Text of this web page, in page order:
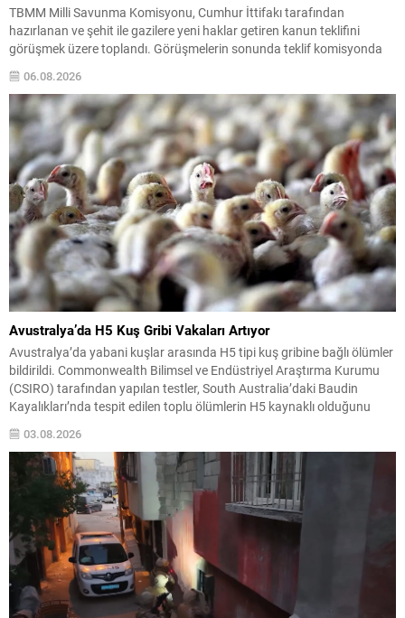
TBMM Milli Savunma Komisyonu, Cumhur İttifakı tarafından
hazırlanan ve şehit ile gazilere yeni haklar getiren kanun teklifini
görüşmek üzere toplandı. Görüşmelerin sonunda teklif komisyonda
kabul edildi ve bir dizi düzenleme benimsendi. Teklif kapsamında,
vazife malullerinden hayatını kaybedenlerin anne ve babalarına
bağlanacak aylık tutarının, net asgari ücretin altında olmayacağı
hükme bağlanıyor....
06.08.2026
Avustralya’da H5 Kuş Gribi Vakaları Artıyor
Avustralya’da yabani kuşlar arasında H5 tipi kuş gribine bağlı ölümler
bildirildi. Commonwealth Bilimsel ve Endüstriyel Araştırma Kurumu
(CSIRO) tarafından yapılan testler, South Australia’daki Baudin
Kayalıkları’nda tespit edilen toplu ölümlerin H5 kaynaklı olduğunu
Western Australia, New South Wales, Queensland ve Victoria’da da...
03.08.2026